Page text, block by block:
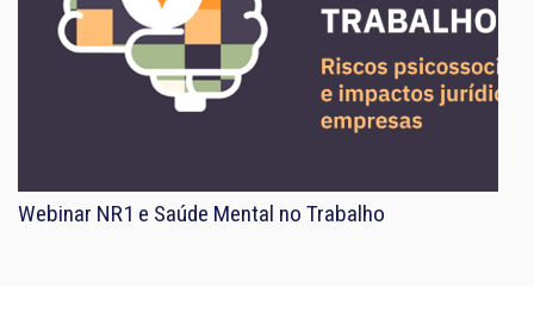
Webinar NR1 e Saúde Mental no Trabalho